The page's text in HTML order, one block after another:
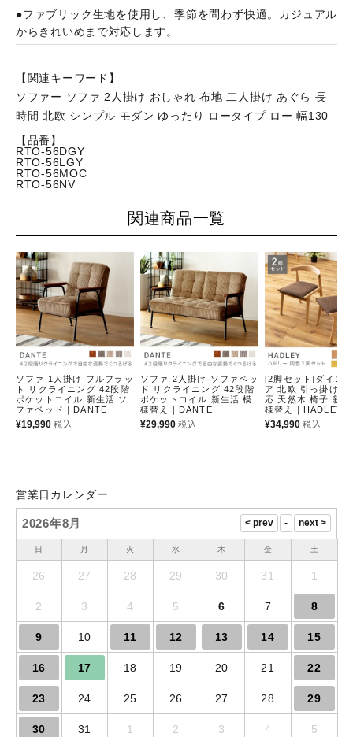
●ファブリック生地を使用し、季節を問わず快適。カジュアル
からきれいめまで対応します。
【関連キーワード】
ソファー ソファ 2人掛け おしゃれ 布地 二人掛け あぐら 長
時間 北欧 シンプル モダン ゆったり ロータイプ ロー 幅130
【品番】
RTO-56DGY
RTO-56LGY
RTO-56MOC
RTO-56NV
関連商品一覧
ソファ 1人掛け フルフラッ
ト リクライニング 42段階
ポケットコイル 新生活 ソ
ファベッド｜DANTE
¥19,990 税込
ソファ 2人掛け ソファベッ
ド リクライニング 42段階
ポケットコイル 新生活 模
様替え｜DANTE
¥29,990 税込
[2脚セット]ダイニ
ア 北欧 引っ掛け
応 天然木 椅子 新
様替え｜HADLEY
¥34,990 税込
営業日カレンダー
2026年8月
日 月 火 水 木 金 土
26 27 28 29 30 31 1
2 3 4 5 6 7 8
9 10 11 12 13 14 15
16 17 18 19 20 21 22
23 24 25 26 27 28 29
30 31 1 2 3 4 5